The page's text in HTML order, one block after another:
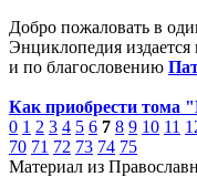
Добро пожаловать в
Энциклопедия
и по благословению
Как приобрести тома
0 1 2 3 4 5 6 7 8 9 10 11
70 71 72 73 74 75
Материал из